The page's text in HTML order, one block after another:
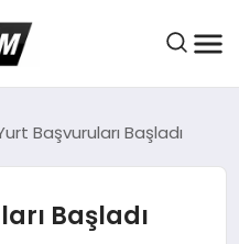
Başvuruları Başladı
Başladı